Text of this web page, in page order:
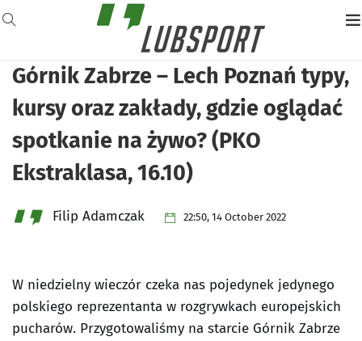
Górnik Zabrze – Lech Poznań typy,
kursy oraz zakłady, gdzie oglądać
spotkanie na żywo? (PKO
Ekstraklasa, 16.10)
Filip Adamczak 22:50, 14 October 2022
W niedzielny wieczór czeka nas pojedynek jedynego
polskiego reprezentanta w rozgrywkach europejskich
pucharów. Przygotowaliśmy na starcie Górnik Zabrze